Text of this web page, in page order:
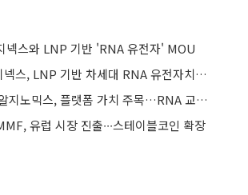
넥스와 LNP 기반 'RNA 유전자' MOU
알지노믹스-서지넥스, LNP 기반 차세대 RNA 유전자치료제 개발 ‘맞손’
스몰인사이트 "알지노믹스, 플랫폼 가치 주목…RNA 교정 치료제 첫 인체 검증"
유럽 시장 진출∙∙∙스테이블코인 확장